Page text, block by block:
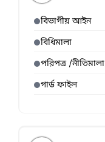
বিভাগীয় আইন
বিধিমালা
পরিপত্র /নীতিমালা
গার্ড ফাইল